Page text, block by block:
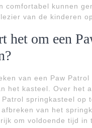
comfortabel kunnen
van de kinderen
het om een
van een Paw
het kasteel. Over het
Patrol springkasteel
van het
om voldoende tijd